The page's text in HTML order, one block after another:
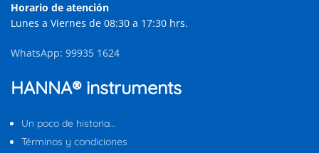
Horario de atención
Lunes a Viernes de 08:30 a 17:30 hrs.
WhatsApp: 99935 1624
HANNA® instruments
Un poco de historia…
Términos y condiciones